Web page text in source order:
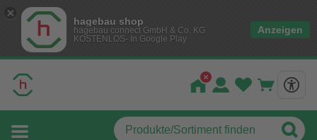
hagebau shop
hagebau connect GmbH & Co. KG
KOSTENLOS- In Google Play
Anzeigen